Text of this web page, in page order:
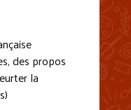
des propos
la